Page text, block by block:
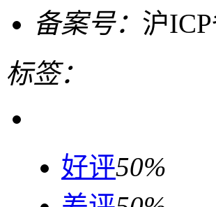
备案号： 沪
标签：
好评50%